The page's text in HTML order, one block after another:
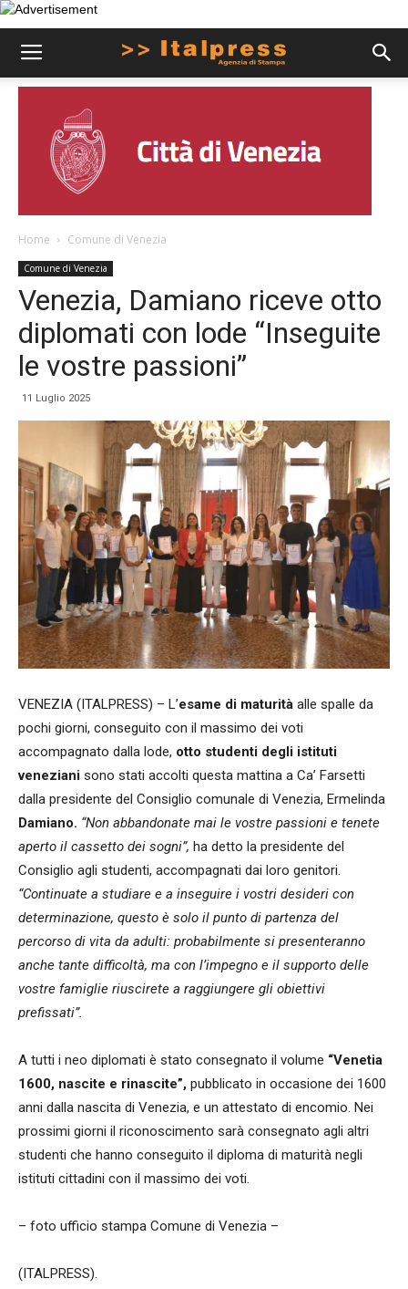
Home Comune di Venezia
Comune di Venezia
Venezia, Damiano riceve otto
diplomati con lode “Inseguite
le vostre passioni”
11 Luglio 2025
VENEZIA (ITALPRESS) – L’esame di maturità alle spalle da
pochi giorni, conseguito con il massimo dei voti
accompagnato dalla lode, otto studenti degli istituti
veneziani sono stati accolti questa mattina a Ca’ Farsetti
dalla presidente del Consiglio comunale di Venezia, Ermelinda
Damiano. “Non abbandonate mai le vostre passioni e tenete
aperto il cassetto dei sogni”, ha detto la presidente del
Consiglio agli studenti, accompagnati dai loro genitori.
“Continuate a studiare e a inseguire i vostri desideri con
determinazione, questo è solo il punto di partenza del
percorso di vita da adulti: probabilmente si presenteranno
anche tante difficoltà, ma con l’impegno e il supporto delle
vostre famiglie riuscirete a raggiungere gli obiettivi
prefissati”.
A tutti i neo diplomati è stato consegnato il volume “Venetia
1600, nascite e rinascite”, pubblicato in occasione dei 1600
anni dalla nascita di Venezia, e un attestato di encomio. Nei
prossimi giorni il riconoscimento sarà consegnato agli altri
studenti che hanno conseguito il diploma di maturità negli
istituti cittadini con il massimo dei voti.
– foto ufficio stampa Comune di Venezia –
(ITALPRESS).